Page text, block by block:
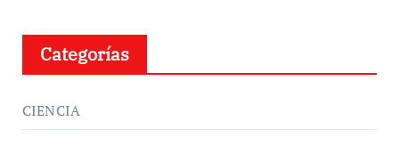
Categorías
CIENCIA